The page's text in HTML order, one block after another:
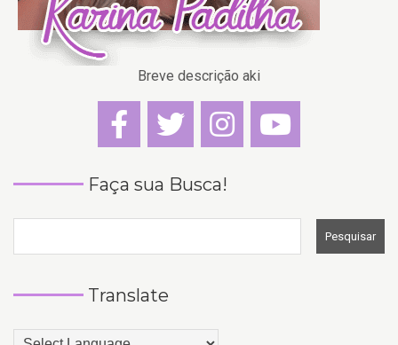
Breve descrição aki
Faça sua Busca!
Translate